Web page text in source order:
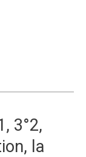
3°2,
la